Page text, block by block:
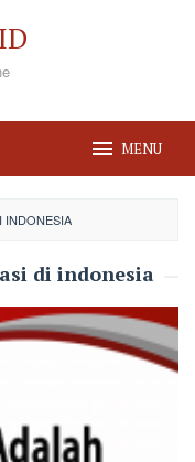
MENU
INDONESIA
di indonesia